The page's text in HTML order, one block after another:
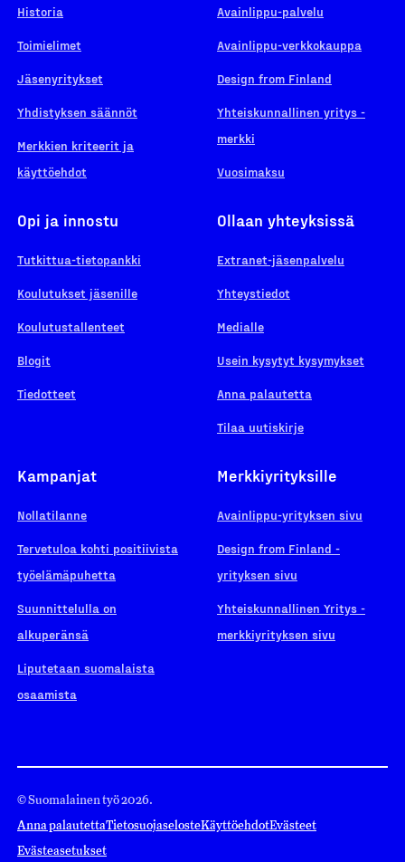
Historia
Toimielimet
Jäsenyritykset
Yhdistyksen säännöt
Merkkien kriteerit ja
käyttöehdot
Avainlippu-palvelu
Avainlippu-verkkokauppa
Design from Finland
Yhteiskunnallinen yritys -
merkki
Vuosimaksu
Opi ja innostu
Tutkittua-tietopankki
Koulutukset jäsenille
Koulutustallenteet
Blogit
Tiedotteet
Ollaan yhteyksissä
Extranet-jäsenpalvelu
Yhteystiedot
Medialle
Usein kysytyt kysymykset
Anna palautetta
Tilaa uutiskirje
Kampanjat
Nollatilanne
Tervetuloa kohti positiivista
työelämäpuhetta
Suunnittelulla on
alkuperänsä
Liputetaan suomalaista
osaamista
Merkkiyrityksille
Avainlippu-yrityksen sivu
Design from Finland -
yrityksen sivu
Yhteiskunnallinen Yritys -
merkkiyrityksen sivu
© Suomalainen työ 2026.
Anna palautettaTietosuojaselosteKäyttöehdotEvästeet
Evästeasetukset